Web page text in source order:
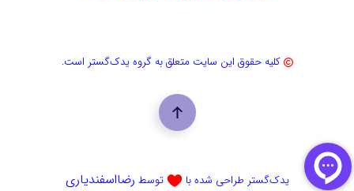
کلیه حقوق این سایت متعلق به گروه یدک‌گستر است.
یدک‌گستر طراحی شده با توسط رضااسفندیاری